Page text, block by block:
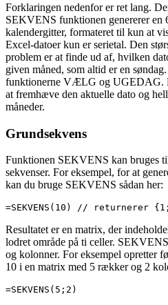
Forklaringen nedenfor er ret lang.
SEKVENS funktionen genererer en
kalendergitter, formateret til kun at
Excel-datoer kun er serietal. Den
problem er at finde ud af, hvilken
given måned, som altid er en
funktionerne VÆLG og UGEDAG.
at fremhæve den aktuelle dato og
måneder.
Grundsekvens
Funktionen SEKVENS kan bruges
sekvenser. For eksempel, for at
kan du bruge SEKVENS sådan her:
=SEKVENS(10) // returnerer
Resultatet er en matrix, der
lodret område på ti celler.
og kolonner. For eksempel opretter
10 i en matrix med 5 rækker og 2
=SEKVENS(5;2)